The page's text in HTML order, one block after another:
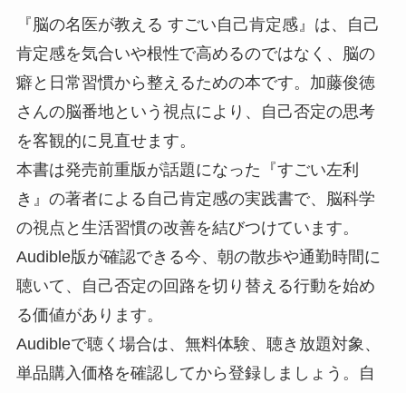
『脳の名医が教える すごい自己肯定感』は、自己
肯定感を気合いや根性で高めるのではなく、脳の
癖と日常習慣から整えるための本です。加藤俊徳
さんの脳番地という視点により、自己否定の思考
を客観的に見直せます。
本書は発売前重版が話題になった『すごい左利
き』の著者による自己肯定感の実践書で、脳科学
の視点と生活習慣の改善を結びつけています。
Audible版が確認できる今、朝の散歩や通勤時間に
聴いて、自己否定の回路を切り替える行動を始め
る価値があります。
Audibleで聴く場合は、無料体験、聴き放題対象、
単品購入価格を確認してから登録しましょう。自